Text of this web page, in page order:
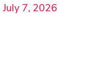
July 7, 2026